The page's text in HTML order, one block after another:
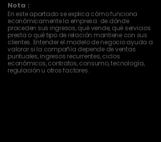
Nota :
En este apartado se explica cómo funciona
económicamente la empresa: de dónde
proceden sus ingresos, qué vende, qué servicios
presta o qué tipo de relación mantiene con sus
clientes. Entender el modelo de negocio ayuda a
valorar si la compañía depende de ventas
puntuales, ingresos recurrentes, ciclos
económicos, contratos, consumo, tecnología,
regulación u otros factores.